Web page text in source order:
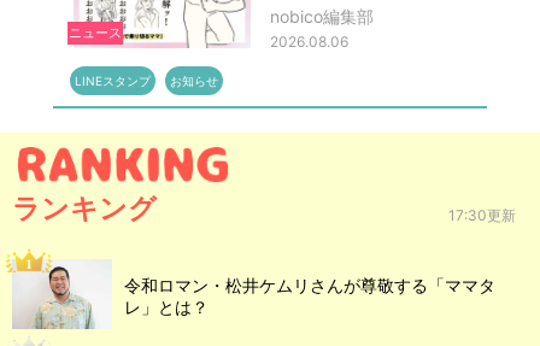
ニュース
nobico編集部
2026.08.06
LINEスタンプ お知らせ
ランキング 17:30更新
令和ロマン・松井ケムリさんが尊敬する「ママタ
レ」とは？